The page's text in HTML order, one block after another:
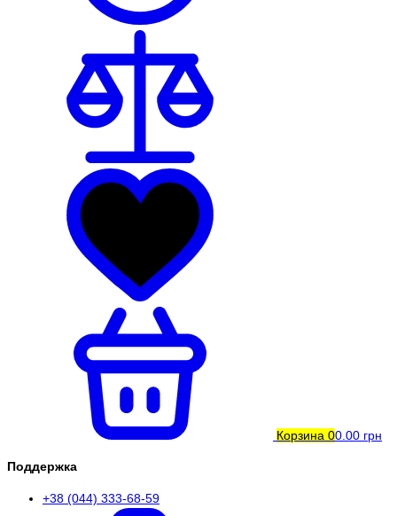
Корзина 00.00 грн
Поддержка
+38 (044) 333-68-59